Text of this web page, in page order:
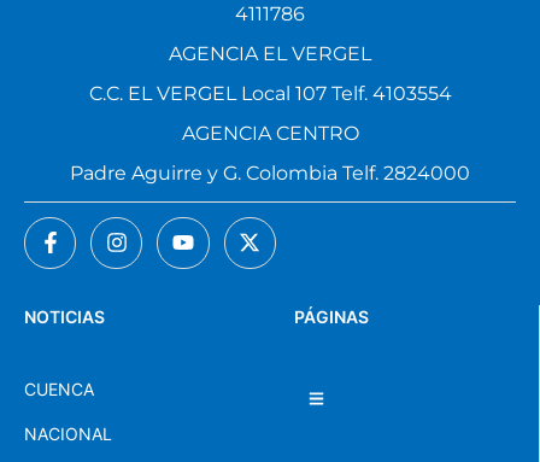
PÁGINAS
NOTICIAS
CUENCA
NACIONAL
4111786
AGENCIA EL VERGEL
C.C. EL VERGEL Local 107 Telf. 4103554
AGENCIA CENTRO
Padre Aguirre y G. Colombia Telf. 2824000